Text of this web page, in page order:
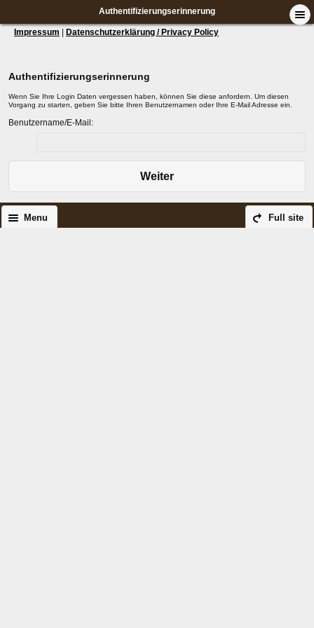
Authentifizierungserinnerung
Impressum Datenschutzerklärung / Privacy Policy
Authentifizierungserinnerung
Wenn Sie Ihre Login Daten vergessen haben, können Sie diese anfordern. Um diesen
Vorgang zu starten, geben Sie bitte Ihren Benutzernamen oder Ihre E-Mail Adresse ein.
Benutzername/E-Mail:
Weiter
Full site
Menu